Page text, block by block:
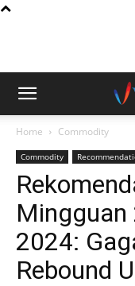
Home Commodity
Commodity
2024:
Rebound